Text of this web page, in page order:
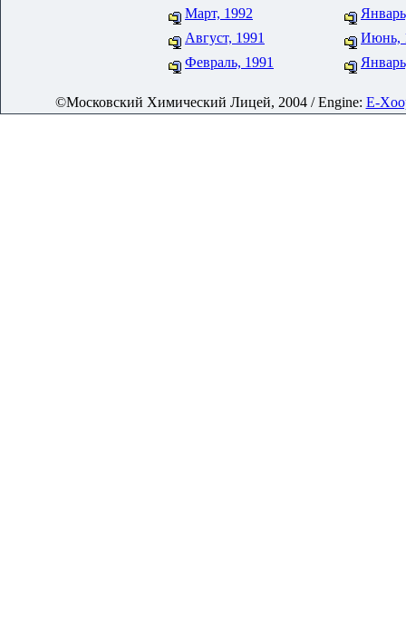
Март, 1992
Август, 1991
Июнь,
Февраль, 1991
©Московский Химический Лицей, 2004 / Engine: E-